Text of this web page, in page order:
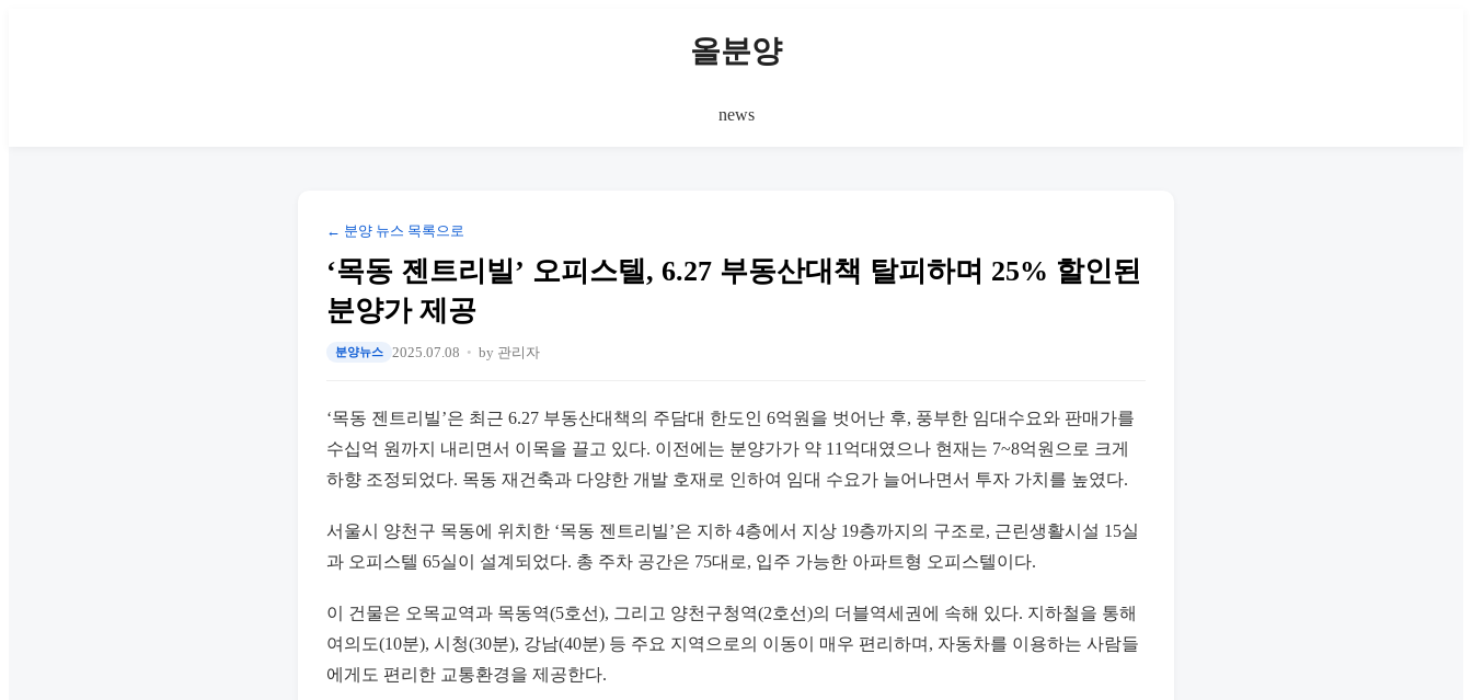
올분양
news
← 분양 뉴스 목록으로
‘목동 젠트리빌’ 오피스텔, 6.27 부동산대책 탈피하며 25% 할인된
분양가 제공
분양뉴스 2025.07.08 by 관리자
‘목동 젠트리빌’은 최근 6.27 부동산대책의 주담대 한도인 6억원을 벗어난 후, 풍부한 임대수요와 판매가를
수십억 원까지 내리면서 이목을 끌고 있다. 이전에는 분양가가 약 11억대였으나 현재는 7~8억원으로 크게
하향 조정되었다. 목동 재건축과 다양한 개발 호재로 인하여 임대 수요가 늘어나면서 투자 가치를 높였다.
서울시 양천구 목동에 위치한 ‘목동 젠트리빌’은 지하 4층에서 지상 19층까지의 구조로, 근린생활시설 15실
과 오피스텔 65실이 설계되었다. 총 주차 공간은 75대로, 입주 가능한 아파트형 오피스텔이다.
이 건물은 오목교역과 목동역(5호선), 그리고 양천구청역(2호선)의 더블역세권에 속해 있다. 지하철을 통해
여의도(10분), 시청(30분), 강남(40분) 등 주요 지역으로의 이동이 매우 편리하며, 자동차를 이용하는 사람들
에게도 편리한 교통환경을 제공한다.